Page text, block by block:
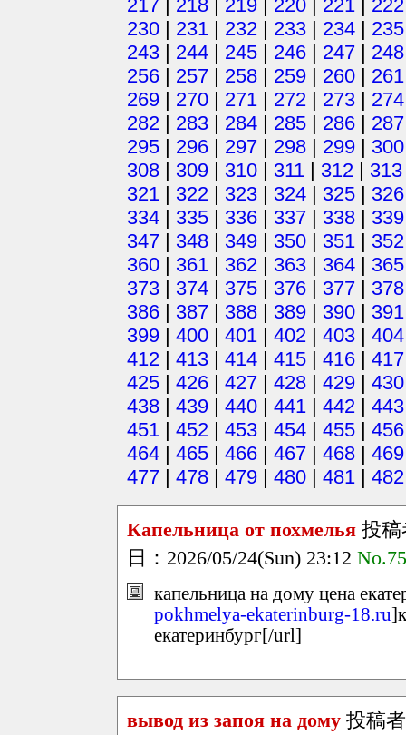
217 | 218 | 219 | 220 | 221 | 222
230 | 231 | 232 | 233 | 234 | 235
243 | 244 | 245 | 246 | 247 | 248
256 | 257 | 258 | 259 | 260 | 261
269 | 270 | 271 | 272 | 273 | 274
282 | 283 | 284 | 285 | 286 | 287
295 | 296 | 297 | 298 | 299 | 300
308 | 309 | 310 | 311 | 312 | 313
321 | 322 | 323 | 324 | 325 | 326
334 | 335 | 336 | 337 | 338 | 339
347 | 348 | 349 | 350 | 351 | 352
360 | 361 | 362 | 363 | 364 | 365
373 | 374 | 375 | 376 | 377 | 378
386 | 387 | 388 | 389 | 390 | 391
399 | 400 | 401 | 402 | 403 | 404
412 | 413 | 414 | 415 | 416 | 417
425 | 426 | 427 | 428 | 429 | 430
438 | 439 | 440 | 441 | 442 | 443
451 | 452 | 453 | 454 | 455 | 456
464 | 465 | 466 | 467 | 468 | 469
477 | 478 | 479 | 480 | 481 | 482
Капельница от похмелья 投
日：2026/05/24(Sun) 23:12
капельница на дому цена
pokhmelya-ekaterinburg-18.ru
екатеринбург[/url]
вывод из запоя на дому 投稿